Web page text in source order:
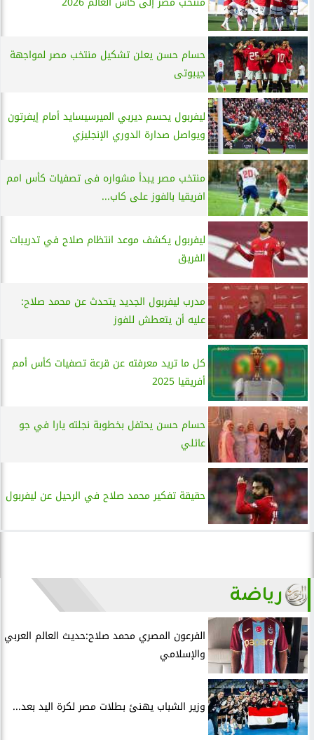
حسام حسن يعلن تشكيل منتخب مصر لمواجهة
جيبوتى
ليفربول يحسم ديربي الميرسيسايد أمام إيفرتون
ويواصل صدارة الدوري الإنجليزي
منتخب مصر يبدأ مشواره فى تصفيات كأس امم
افريقيا بالفوز على كاب...
ليفربول يكشف موعد انتظام صلاح في تدريبات
الفريق
مدرب ليفربول الجديد يتحدث عن محمد صلاح:
عليه أن يتعطش للفوز
كل ما تريد معرفته عن قرعة تصفيات كأس أمم
أفريقيا 2025
حسام حسن يحتفل بخطوبة نجلته يارا في جو
عائلي
حقيقة تفكير محمد صلاح في الرحيل عن ليفربول
رياضة
الفرعون المصري محمد صلاح:حديث العالم العربي
والإسلامي
وزير الشباب يهنئ بطلات مصر لكرة اليد بعد...